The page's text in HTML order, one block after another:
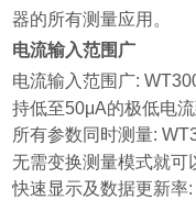
器的所有测量应用。
电流输入范围广
电流输入范围广:
持低至50μA的极低电
所有参数同时测量:
无需变换测量模式就可
快速显示及数据更新率